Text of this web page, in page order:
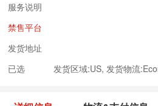
服务说明
禁售平台
发货地址
已选
发货区域:US, 发货物流